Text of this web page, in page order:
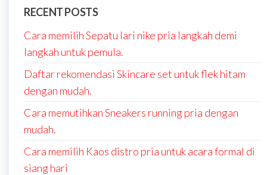
RECENT POSTS
Cara memilih Sepatu lari nike pria langkah demi
langkah untuk pemula.
Daftar rekomendasi Skincare set untuk flek hitam
dengan mudah.
Cara memutihkan Sneakers running pria dengan
mudah.
Cara memilih Kaos distro pria untuk acara formal di
siang hari